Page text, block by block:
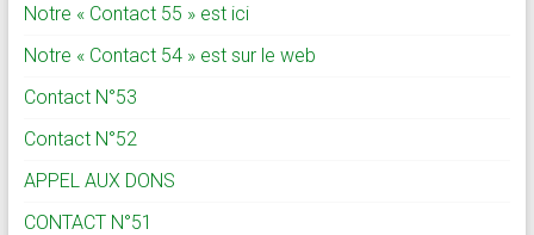
Notre « Contact 55 » est ici
Notre « Contact 54 » est sur le web
Contact N°53
Contact N°52
APPEL AUX DONS
CONTACT N°51